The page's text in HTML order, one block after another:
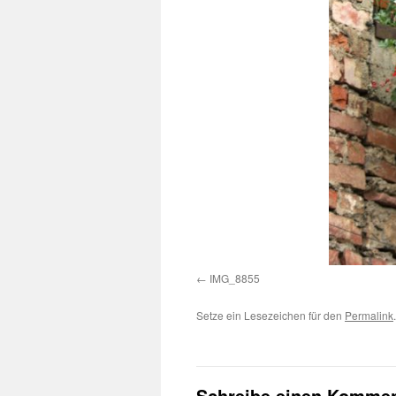
IMG_8855
Setze ein Lesezeichen für den Permalink.